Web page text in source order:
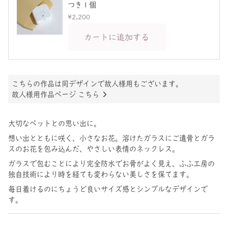
つき１個
¥2,200
カートに追加する
こちらの作品は同デザインで故人様用もございます。
故人様用作品ページ こちら
大切なペットとの思い出に。
想い出とともに咲く、小さなお花。溶けたガラスにご遺骨とガラ
スのお花を包み込んだ、やさしい表情のネックレス。
ガラスで包むことにより完全防水でお骨がよく見え、ふふ工房の
独自技術により時を経ても変わらない美しさを保てます。
毎日着けるのにちょうど良いサイズ感とシンプルなデザインで
す。